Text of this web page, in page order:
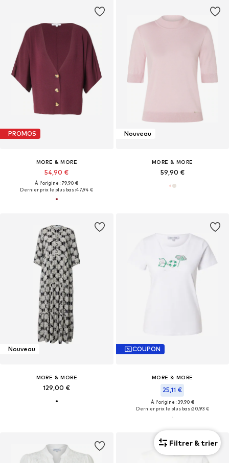
PROMOS
MORE & MORE
54,90 €
À l'origine : 79,90 €
Dernier prix le plus bas :47,94 €
Nouveau
MORE & MORE
59,90 €
Nouveau
MORE & MORE
129,00 €
COUPON
MORE & MORE
25,11 €
À l'origine : 39,90 €
Dernier prix le plus bas :20,93 €
Filtrer & trier